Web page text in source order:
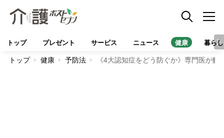
トップ プレゼント サービス ニュース 健康 暮らし
トップ 健康 予防法 《4大認知症をどう防ぐか》専門医が